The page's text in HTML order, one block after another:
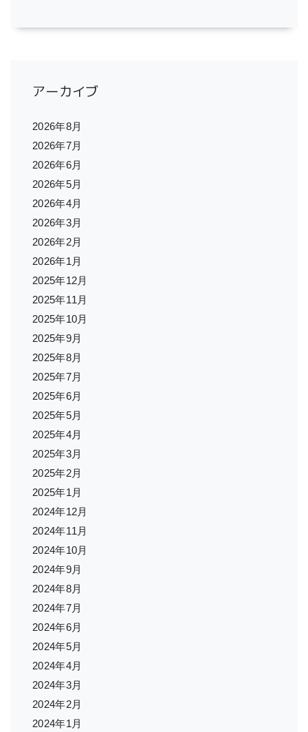
アーカイブ
2026年8月
2026年7月
2026年6月
2026年5月
2026年4月
2026年3月
2026年2月
2026年1月
2025年12月
2025年11月
2025年10月
2025年9月
2025年8月
2025年7月
2025年6月
2025年5月
2025年4月
2025年3月
2025年2月
2025年1月
2024年12月
2024年11月
2024年10月
2024年9月
2024年8月
2024年7月
2024年6月
2024年5月
2024年4月
2024年3月
2024年2月
2024年1月